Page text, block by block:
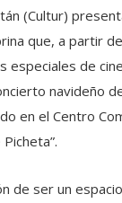
(Cultur)
que, a partir
especiales de
navideño
en el Centro
de ser un